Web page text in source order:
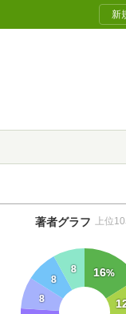
新
16%
8
8
8
著者グラフ 上位